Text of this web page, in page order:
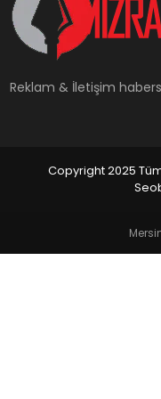
YAŞAM
Reklam & İletişim
Copyright 2025